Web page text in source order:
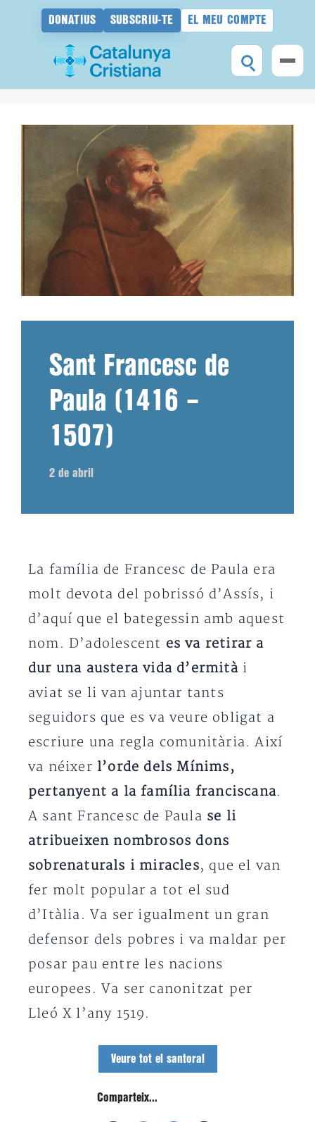
DONATIUS SUBSCRIU-TE EL MEU COMPTE
Sant Francesc de
Paula (1416 –
1507)
2 de abril
La família de Francesc de Paula era
molt devota del pobrissó d’Assís, i
d’aquí que el bategessin amb aquest
nom. D’adolescent es va retirar a
dur una austera vida d’ermitài
aviat se li van ajuntar tants
seguidors que es va veure obligat a
escriure una regla comunitària. Així
va néixer l’orde dels Mínims,
pertanyent a la família franciscana.
A sant Francesc de Paula se li
atribueixen nombrosos dons
sobrenaturals i miracles, que el van
fer molt popular a tot el sud
d’Itàlia. Va ser igualment un gran
defensor dels pobres i va maldar per
posar pau entre les nacions
europees. Va ser canonitzat per
Lleó X l’any 1519.
Veure tot el santoral
Comparteix...